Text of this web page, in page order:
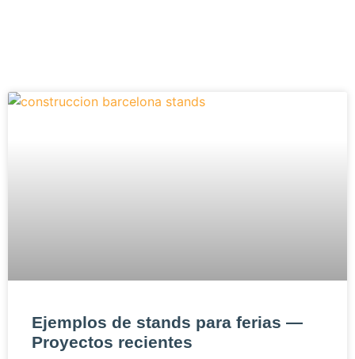
Ejemplos de stands para ferias —
Proyectos recientes